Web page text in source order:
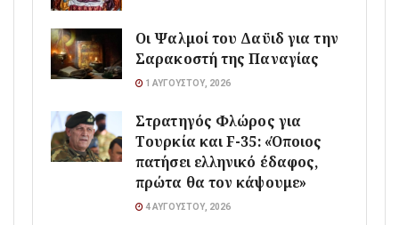
Οι Ψαλμοί του Δαϋιδ για την
Σαρακοστή της Παναγίας
1 ΑΥΓΟΎΣΤΟΥ, 2026
Στρατηγός Φλώρος για
Τουρκία και F-35: «Όποιος
πατήσει ελληνικό έδαφος,
πρώτα θα τον κάψουμε»
4 ΑΥΓΟΎΣΤΟΥ, 2026